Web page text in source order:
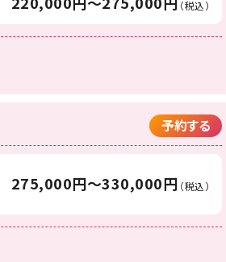
（税込）
予約する
275,000円〜330,000円 （税込）